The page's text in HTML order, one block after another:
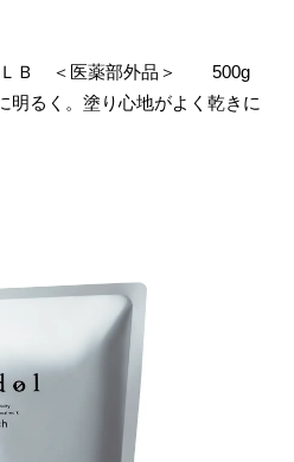
ＬＢ ＜医薬部外品＞ 500g
明るく。塗り心地がよく乾きに